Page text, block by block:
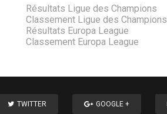
Résultats Ligue des Champions
Classement Ligue des Champions
Résultats Europa League
Classement Europa League
TWITTER GOOGLE +